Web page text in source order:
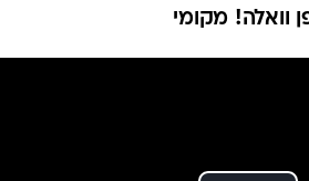
וואלה! מקומי